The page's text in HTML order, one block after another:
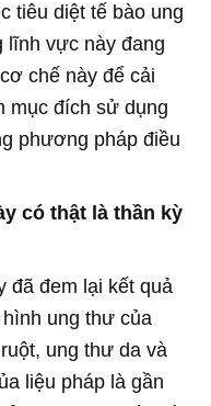
tiêu diệt tế bào ung
lĩnh vực này đang
chế này để cải
mục đích sử dụng
phương pháp điều
có thật là thần kỳ
đã đem lại kết quả
ung thư của
ung thư da và
liệu pháp là gần